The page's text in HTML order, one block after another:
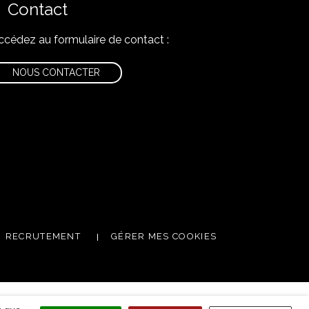
Contact
au formulaire de contact :
NOUS CONTACTER
RECRUTEMENT GÉRER MES COOKIES